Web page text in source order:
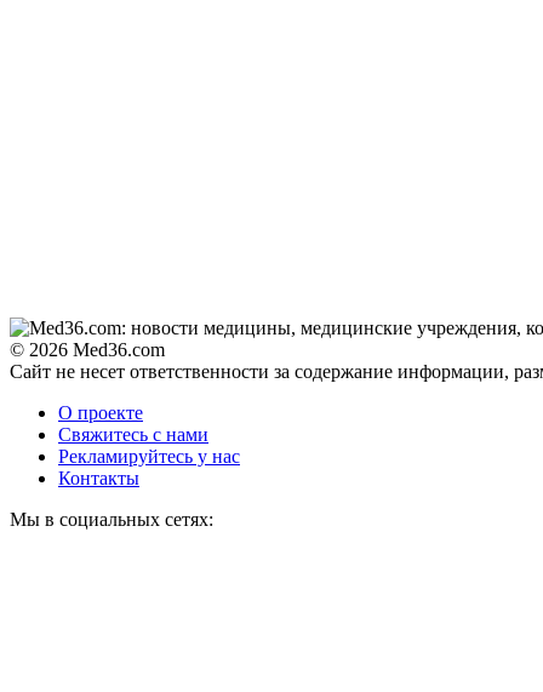
© 2026 Med36.com
Сайт не несет ответственности за содержание информации,
О проекте
Свяжитесь с нами
Рекламируйтесь у нас
Контакты
Мы в социальных сетях: